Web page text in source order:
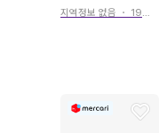
지역정보 없음 ・ 19일 전